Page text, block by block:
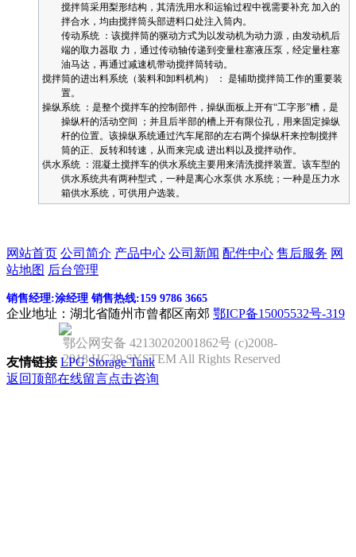
搅拌筒采用梨形结构，其清洗用水和运输过程中视需要补充 加入的
拌合水，均由搅拌筒头部进料口处注入筒内。
传动系统 ：该搅拌筒的驱动方式为以发动机为动力源，由发动机后
端的取力器取 力，通过传动轴传递到变量柱塞液压泵，经定量柱塞
油马达，再通过减速机带动搅拌筒转动。
搅拌筒的进出料系统（装料和卸料机构） ： 是辅助搅拌筒工作的重要装
置。
操纵系统 ：是整个搅拌车的控制部件，操纵面板上开有“工字形”槽，是
操纵杆的活动空间 ；并且后半部的槽上开有限位孔，用来固定操纵
杆的位置。该操纵系统通过汽车尾部的左右两个操纵杆来控制搅拌
筒的正、反转和转速，从而来完成 进出料以及搅拌动作。
供水系统 ：混凝土搅拌车的供水系统主要用来清洗搅拌装置。该车型的
供水系统共有两种型式，一种是离心水泵供 水系统；一种是压力水
箱供水系统，可供用户选装。
网站首页 公司简介 产品中心 公司新闻 配件中心 售后服务 网
站地图 后台管理
销售经理:涂经理 销售热线:159 9786 3665
企业地址：湖北省随州市曾都区南郊 鄂ICP备15005532号-319
鄂公网安备 42130202001862号 (c)2008-
2018 HC39 SYSTEM All Rights Reserved
友情链接 LPG Storage Tank
返回顶部在线留言点击咨询